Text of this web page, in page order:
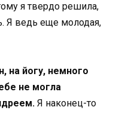
я твердо решила,
Я ведь еще молодая,
на йогу, немного
не могла
Я наконец-то